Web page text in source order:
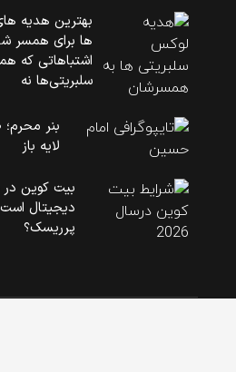
بهترین هدیه
ها برای همسر
اشتباهاتی که
سلبریتی‌ها نه
بنر
لایه باز
دیجیتال
پرریسک؟